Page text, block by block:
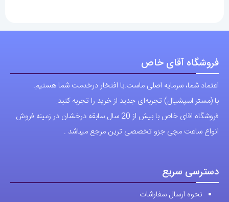
فروشگاه آقای خاص
اعتماد شما، سرمایه اصلی ماست.با افتخار درخدمت شما هستیم.
با (مستر اسپشیال) تجربه‌ای جدید از خرید را تجربه کنید.
فروشگاه اقای خاص با بیش از 20 سال سابقه درخشان در زمینه فروش
انواع ساعت مچی جزو تخصصی ترین مرجع میباشد .
دسترسی سریع
نحوه ارسال سفارشات